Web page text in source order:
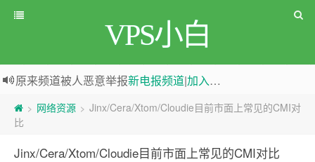
VPS小白
原来频道被人恶意举报新电报频道|加入电报群
greenwebpage|香港|日本|新加坡|美国等多地vps测评|移动直连|1Gbps带宽|年付€29
> 网络资源 > Jinx/Cera/Xtom/Cloudie目前市面上常见的CMI对
比
Jinx/Cera/Xtom/Cloudie目前市面上常见的CMI对比